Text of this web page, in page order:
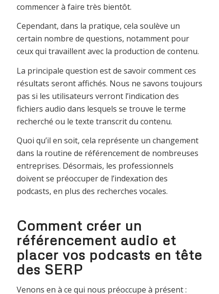
commencer à faire très bientôt.
Cependant, dans la pratique, cela soulève un
certain nombre de questions, notamment pour
ceux qui travaillent avec la production de contenu.
La principale question est de savoir comment ces
résultats seront affichés. Nous ne savons toujours
pas si les utilisateurs verront l’indication des
fichiers audio dans lesquels se trouve le terme
recherché ou le texte transcrit du contenu.
Quoi qu’il en soit, cela représente un changement
dans la routine de référencement de nombreuses
entreprises. Désormais, les professionnels
doivent se préoccuper de l’indexation des
podcasts, en plus des recherches vocales.
Comment créer un
référencement audio et
placer vos podcasts en tête
des SERP
Venons en à ce qui nous préoccupe à présent :